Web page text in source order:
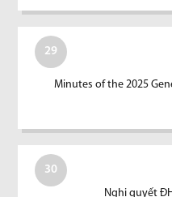
29
Minutes of the 2025
30
Nghị quyết